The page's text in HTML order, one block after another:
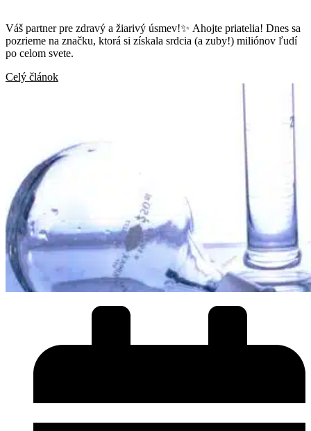
Váš partner pre zdravý a žiarivý úsmev!✨ Ahojte priatelia! Dnes sa
pozrieme na značku, ktorá si získala srdcia (a zuby!) miliónov ľudí
po celom svete.
Celý článok